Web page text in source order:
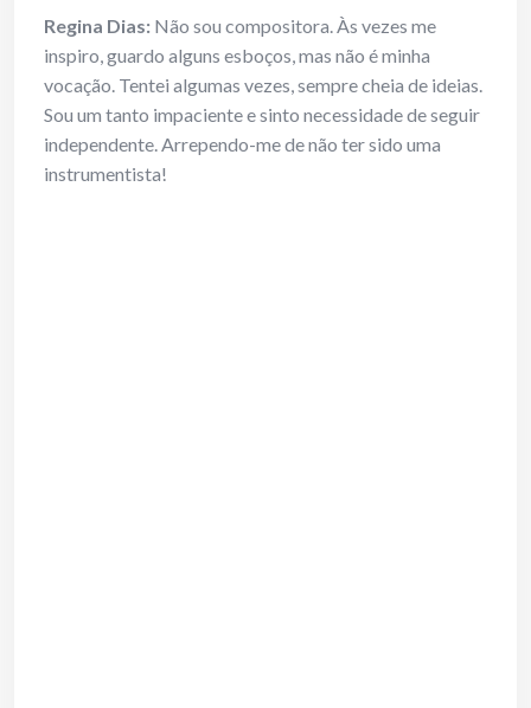
Regina Dias: Não sou compositora. Às vezes me
inspiro, guardo alguns esboços, mas não é minha
vocação. Tentei algumas vezes, sempre cheia de ideias.
Sou um tanto impaciente e sinto necessidade de seguir
independente. Arrependo-me de não ter sido uma
instrumentista!